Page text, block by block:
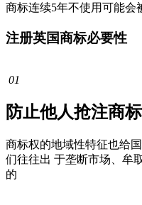
商标连续5年不使用可能会
注册英国商标必要性
01
防止他人抢注商标
商标权的地域性特征也给
们往往出 于垄断市场、牟
的